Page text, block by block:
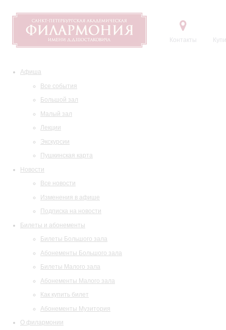
Контакты
Афиша
Все события
Большой зал
Малый зал
Лекции
Экскурсии
Пушкинская карта
Новости
Все новости
Изменения в афише
Подписка на новости
Билеты и абонементы
Билеты Большого зала
Абонементы Большого зала
Билеты Малого зала
Абонементы Малого зала
Как купить билет
Абонементы Музитория
О филармонии